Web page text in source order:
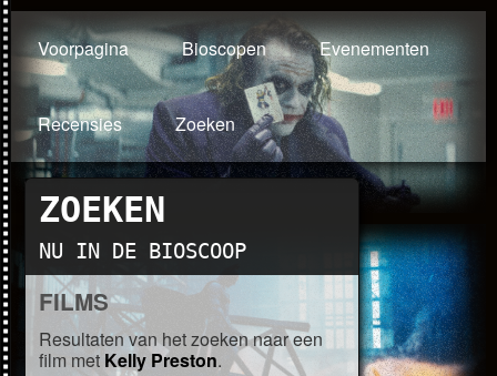
Voorpagina Bioscopen Evenementen
Recensies Zoeken
ZOEKEN
NU IN DE BIOSCOOP
FILMS
Resultaten van het zoeken naar een
film met Kelly Preston.